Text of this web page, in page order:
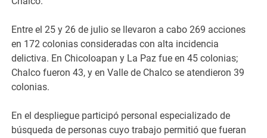
Entre el 25 y 26 de julio se llevaron a cabo 269 acciones
en 172 colonias consideradas con alta incidencia
delictiva. En Chicoloapan y La Paz fue en 45 colonias;
Chalco fueron 43, y en Valle de Chalco se atendieron 39
colonias.
En el despliegue participó personal especializado de
búsqueda de personas cuyo trabajo permitió que fueran